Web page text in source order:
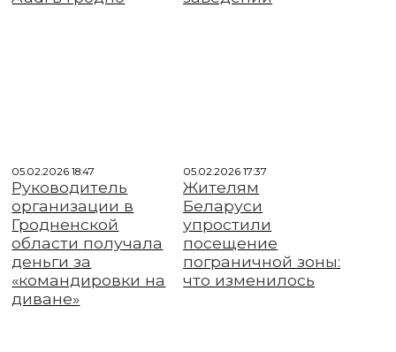
05.02.2026 18:47
Руководитель
организации в
Гродненской
области получала
деньги за
«командировки на
диване»
05.02.2026 17:37
Жителям
Беларуси
упростили
посещение
пограничной зоны:
что изменилось